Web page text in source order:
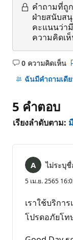
คำถามที่ถู
ฝ่ายสนับส
คะแนนว่า
ความคิดเ
0 ความคิดเห็น
ไม่มี
ข้อคิด
ฉันมีคําถามเดี
5 คําตอบ
เรียงลำดับตาม:
ไม่ระบุชื่
5 เม.ย. 2565
เราใช้บริกา
โปรดอภัยโ